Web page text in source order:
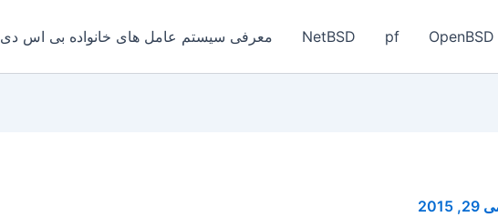
OpenBSD
pf
NetBSD معرفی سیستم عامل های خانواده بی‌ اس‌ دی
2015